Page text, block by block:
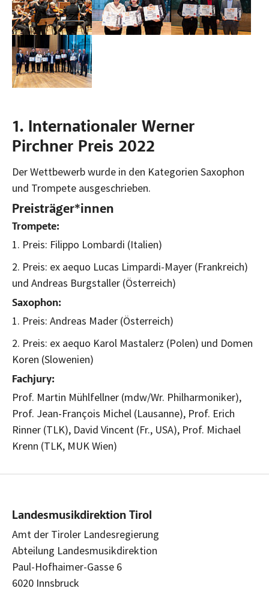
Bild vergrößern:
1. Internationaler Werner
Pirchner Preis 2022
Der Wettbewerb wurde in den Kategorien Saxophon
und Trompete ausgeschrieben.
Preisträger*innen
Trompete:
1. Preis: Filippo Lombardi (Italien)
2. Preis: ex aequo Lucas Limpardi-Mayer (Frankreich)
und Andreas Burgstaller (Österreich)
Saxophon:
1. Preis: Andreas Mader (Österreich)
2. Preis: ex aequo Karol Mastalerz (Polen) und Domen
Koren (Slowenien)
Fachjury:
Prof. Martin Mühlfellner (mdw/Wr. Philharmoniker),
Prof. Jean-François Michel (Lausanne), Prof. Erich
Rinner (TLK), David Vincent (Fr., USA), Prof. Michael
Krenn (TLK, MUK Wien)
Landesmusikdirektion Tirol
Amt der Tiroler Landesregierung
Abteilung Landesmusikdirektion
Paul-Hofhaimer-Gasse 6
6020 Innsbruck